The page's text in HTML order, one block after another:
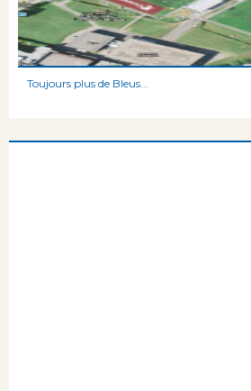
Toujours plus de Bleus...